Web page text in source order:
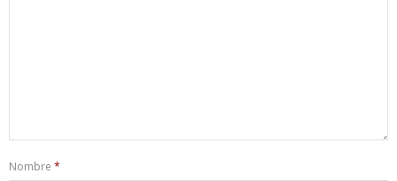
Nombre *